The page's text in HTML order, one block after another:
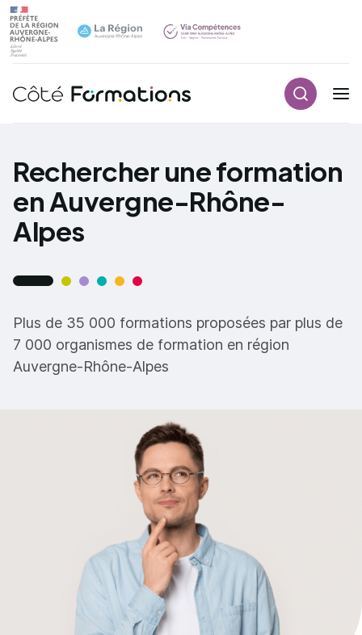
Navigation principale
Rechercher une formation
en Auvergne-Rhône-
Alpes
Plus de 35 000 formations proposées par plus de
7 000 organismes de formation en région
Auvergne-Rhône-Alpes